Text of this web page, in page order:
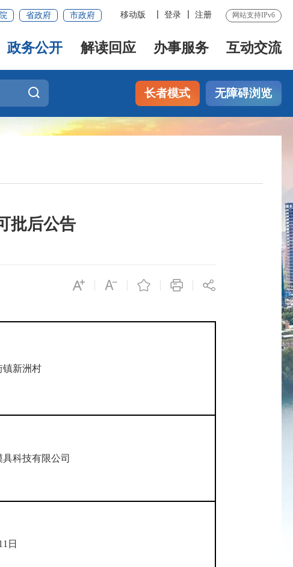
省政府 市政府 移动版 登录 注册 网站支持IPv6
政务公开 解读回应 办事服务 互动交流
长者模式 无障碍浏览
批后公告
镇新洲村
科技有限公司
日